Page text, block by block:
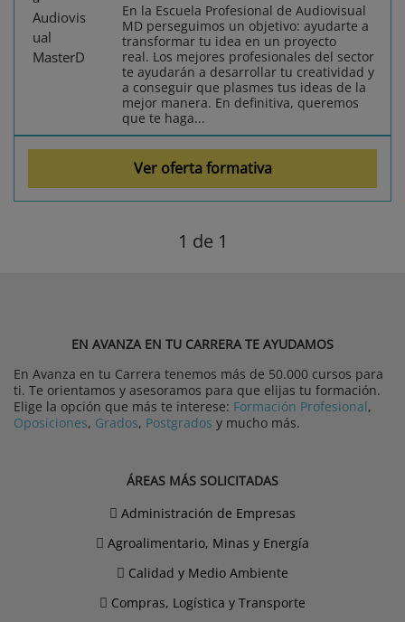
En la Escuela Profesional de Audiovisual
MD perseguimos un objetivo: ayudarte a
transformar tu idea en un proyecto
real. Los mejores profesionales del sector
te ayudarán a desarrollar tu creatividad y
a conseguir que plasmes tus ideas de la
mejor manera. En definitiva, queremos
que te haga...
Ver oferta formativa
1 de 1
EN AVANZA EN TU CARRERA TE AYUDAMOS
En Avanza en tu Carrera tenemos más de 50.000 cursos para
ti. Te orientamos y asesoramos para que elijas tu formación.
Elige la opción que más te interese: Formación Profesional,
Oposiciones, Grados, Postgrados y mucho más.
ÁREAS MÁS SOLICITADAS
Administración de Empresas
Agroalimentario, Minas y Energía
Calidad y Medio Ambiente
Compras, Logística y Transporte